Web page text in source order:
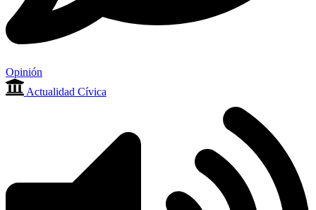
Opinión
Actualidad Cívica